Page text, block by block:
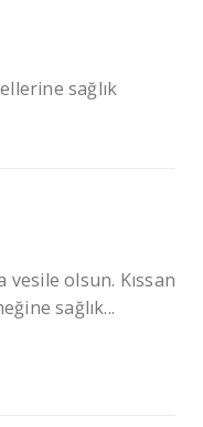
sağlık
vesile olsun. Kıssan
sağlık...